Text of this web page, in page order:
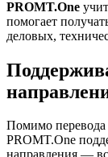
PROMT.One
помогает
деловых,
Помимо перевода
PROMT.One